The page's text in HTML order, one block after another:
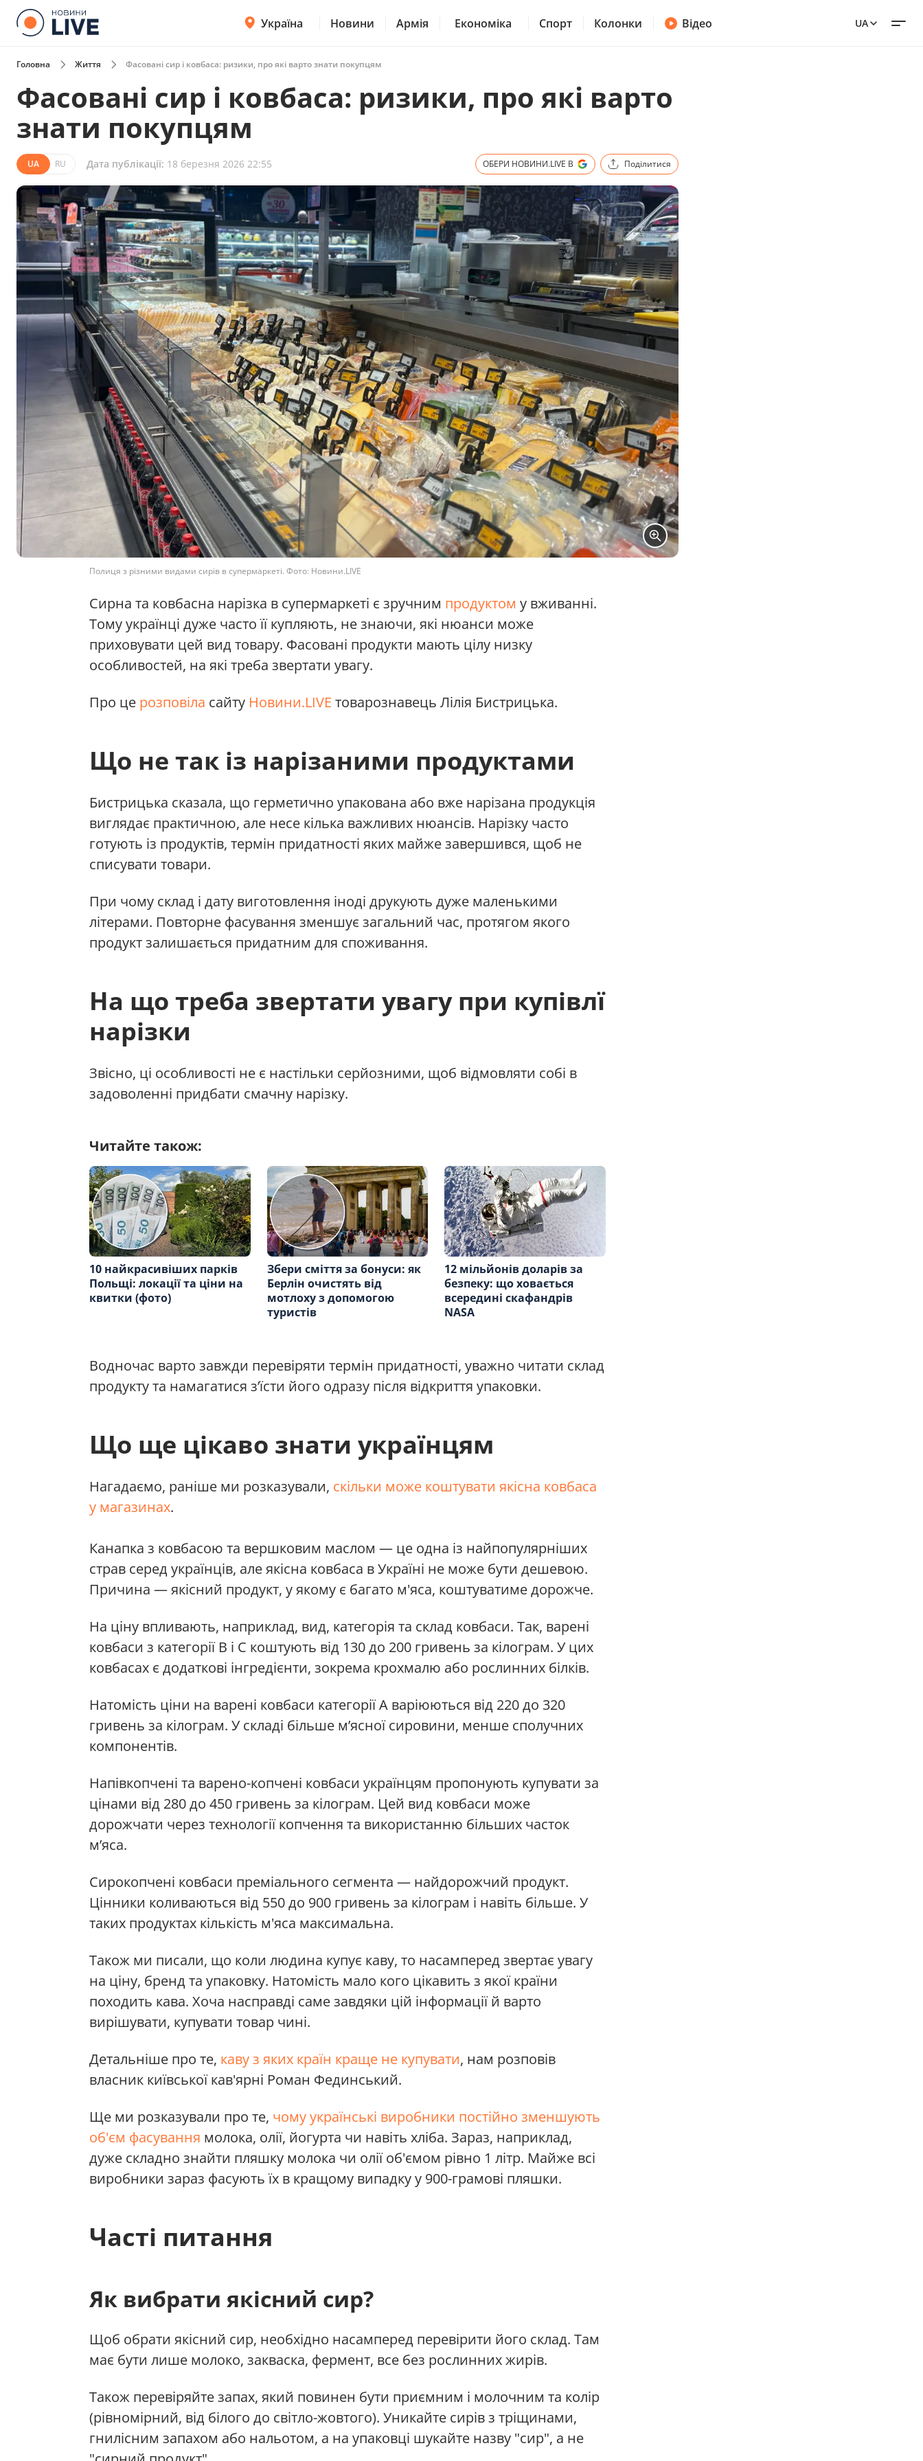
Україна Новини Армія Економіка Спорт Колонки Відео UA
Головна Життя Фасовані сир і ковбаса: ризики, про які варто знати покупцям
Фасовані сир і ковбаса: ризики, про які варто
знати покупцям
UA RU Дата публікації: 18 березня 2026 22:55 ОБЕРИ НОВИНИ.LIVE В Поділитися
Полиця з різними видами сирів в супермаркеті. Фото: Новини.LIVE
Сирна та ковбасна нарізка в супермаркеті є зручним продуктом у вживанні.
Тому українці дуже часто її купляють, не знаючи, які нюанси може
приховувати цей вид товару. Фасовані продукти мають цілу низку
особливостей, на які треба звертати увагу.
Про це розповіла сайту Новини.LIVE товарознавець Лілія Бистрицька.
Що не так із нарізаними продуктами
Бистрицька сказала, що герметично упакована або вже нарізана продукція
виглядає практичною, але несе кілька важливих нюансів. Нарізку часто
готують із продуктів, термін придатності яких майже завершився, щоб не
списувати товари.
При чому склад і дату виготовлення іноді друкують дуже маленькими
літерами. Повторне фасування зменшує загальний час, протягом якого
продукт залишається придатним для споживання.
На що треба звертати увагу при купівлї
нарізки
Звісно, ці особливості не є настільки серйозними, щоб відмовляти собі в
задоволенні придбати смачну нарізку.
Читайте також:
10 найкрасивіших парків
Польщі: локації та ціни на
квитки (фото)
Збери сміття за бонуси: як
Берлін очистять від
мотлоху з допомогою
туристів
12 мільйонів доларів за
безпеку: що ховається
всередині скафандрів
NASA
Водночас варто завжди перевіряти термін придатності, уважно читати склад
продукту та намагатися з’їсти його одразу після відкриття упаковки.
Що ще цікаво знати українцям
Нагадаємо, раніше ми розказували, скільки може коштувати якісна ковбаса
у магазинах.
Канапка з ковбасою та вершковим маслом — це одна із найпопулярніших
страв серед українців, але якісна ковбаса в Україні не може бути дешевою.
Причина — якісний продукт, у якому є багато м'яса, коштуватиме дорожче.
На ціну впливають, наприклад, вид, категорія та склад ковбаси. Так, варені
ковбаси з категорії В і С коштують від 130 до 200 гривень за кілограм. У цих
ковбасах є додаткові інгредієнти, зокрема крохмалю або рослинних білків.
Натомість ціни на варені ковбаси категорії А варіюються від 220 до 320
гривень за кілограм. У складі більше м’ясної сировини, менше сполучних
компонентів.
Напівкопчені та варено-копчені ковбаси українцям пропонують купувати за
цінами від 280 до 450 гривень за кілограм. Цей вид ковбаси може
дорожчати через технології копчення та використанню більших часток
м’яса.
Сирокопчені ковбаси преміального сегмента — найдорожчий продукт.
Цінники коливаються від 550 до 900 гривень за кілограм і навіть більше. У
таких продуктах кількість м'яса максимальна.
Також ми писали, що коли людина купує каву, то насамперед звертає увагу
на ціну, бренд та упаковку. Натомість мало кого цікавить з якої країни
походить кава. Хоча насправді саме завдяки цій інформації й варто
вирішувати, купувати товар чині.
Детальніше про те, каву з яких країн краще не купувати, нам розповів
власник київської кав'ярні Роман Фединський.
Ще ми розказували про те, чому українські виробники постійно зменшують
об'єм фасування молока, олії, йогурта чи навіть хліба. Зараз, наприклад,
дуже складно знайти пляшку молока чи олії об'ємом рівно 1 літр. Майже всі
виробники зараз фасують їх в кращому випадку у 900-грамові пляшки.
Часті питання
Як вибрати якісний сир?
Щоб обрати якісний сир, необхідно насамперед перевірити його склад. Там
має бути лише молоко, закваска, фермент, все без рослинних жирів.
Також перевіряйте запах, який повинен бути приємним і молочним та колір
(рівномірний, від білого до світло-жовтого). Уникайте сирів з тріщинами,
гнилісним запахом або нальотом, а на упаковці шукайте назву "сир", а не